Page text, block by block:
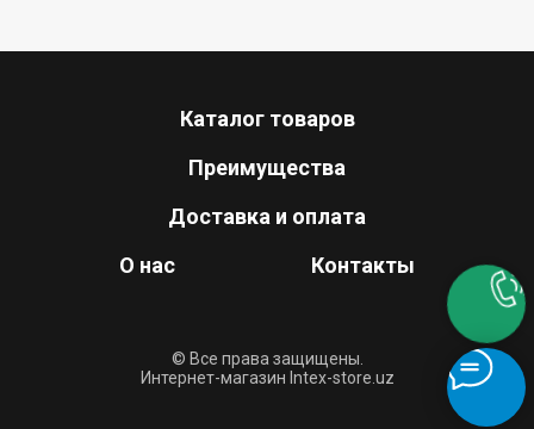
Каталог товаров
Преимущества
Доставка и оплата
О нас
Контакты
© Все права защищены.
Интернет-магазин Intex-store.uz